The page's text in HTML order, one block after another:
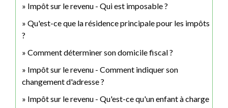
Impôt sur le revenu - Qui est imposable ?
Qu'est-ce que la résidence principale pour les impôts
?
Comment déterminer son domicile fiscal ?
Impôt sur le revenu - Comment indiquer son
changement d'adresse ?
Impôt sur le revenu - Qu'est-ce qu'un enfant à charge